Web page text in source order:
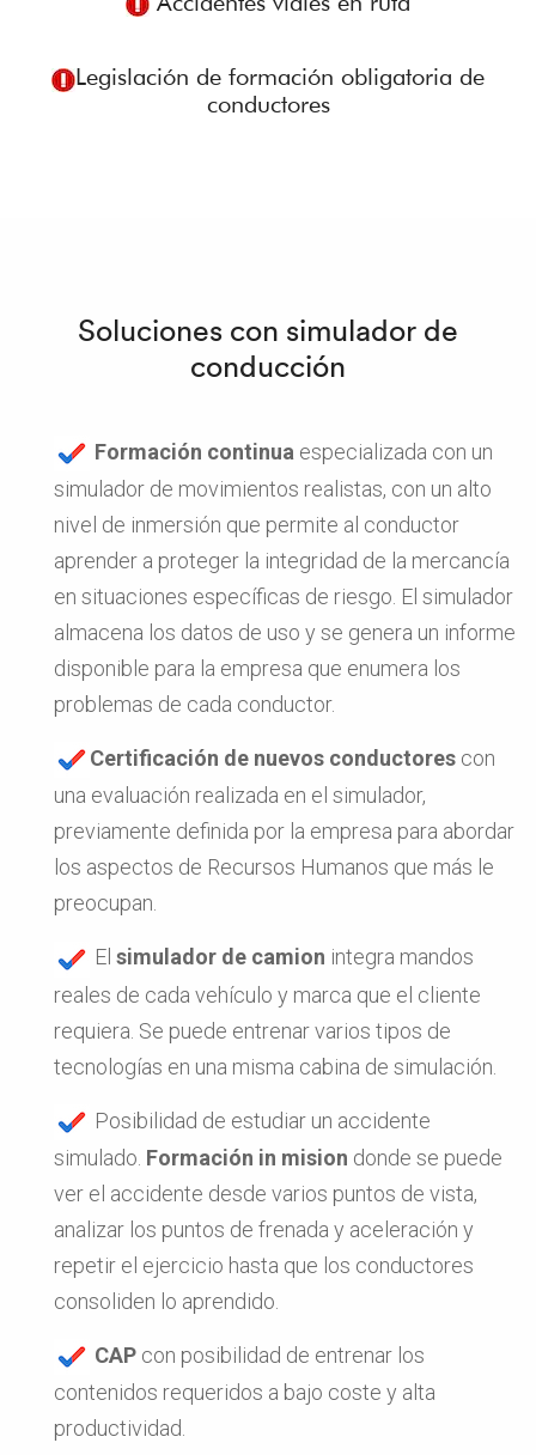
Legislación de formación obligatoria de
conductores
Soluciones con simulador de
conducción
Formación continua especializada con un
simulador de movimientos realistas, con un alto
nivel de inmersión que permite al conductor
aprender a proteger la integridad de la mercancía
en situaciones específicas de riesgo. El simulador
almacena los datos de uso y se genera un informe
disponible para la empresa que enumera los
problemas de cada conductor.
Certificación de nuevos conductores con
una evaluación realizada en el simulador,
previamente definida por la empresa para abordar
los aspectos de Recursos Humanos que más le
preocupan.
El simulador de camion integra mandos
reales de cada vehículo y marca que el cliente
requiera. Se puede entrenar varios tipos de
tecnologías en una misma cabina de simulación.
Posibilidad de estudiar un accidente
simulado. Formación in mision donde se puede
ver el accidente desde varios puntos de vista,
analizar los puntos de frenada y aceleración y
repetir el ejercicio hasta que los conductores
consoliden lo aprendido.
CAP con posibilidad de entrenar los
contenidos requeridos a bajo coste y alta
productividad.